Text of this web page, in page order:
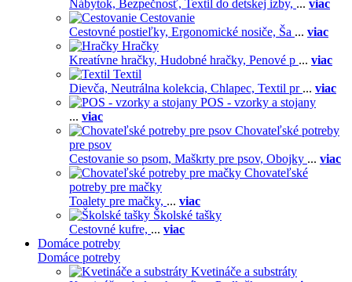
Nábytok, Bezpečnosť, Textil do detskej izby, ... viac
Cestovanie
Cestovné postieľky, Ergonomické nosiče, Ša ... viac
Hračky
Kreatívne hračky, Hudobné hračky, Penové p ... viac
Textil
Dievča, Neutrálna kolekcia, Chlapec, Textil pr ... viac
POS - vzorky a stojany
... viac
Chovateľské potreby
pre psov
Cestovanie so psom, Maškrty pre psov, Obojky ... viac
Chovateľské
potreby pre mačky
Toalety pre mačky, ... viac
Školské tašky
Cestovné kufre, ... viac
Domáce potreby
Domáce potreby
Kvetináče a substráty